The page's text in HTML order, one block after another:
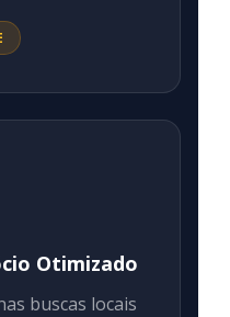
Otimizado
buscas locais